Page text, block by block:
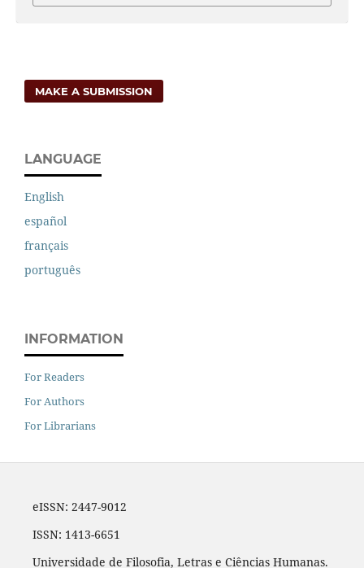
MAKE A SUBMISSION
LANGUAGE
English
español
français
português
INFORMATION
For Readers
For Authors
For Librarians
eISSN: 2447-9012
ISSN: 1413-6651
Universidade de Filosofia, Letras e Ciências Humanas.